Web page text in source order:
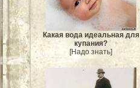
Какая вода идеальная для
купания?
[Надо знать]